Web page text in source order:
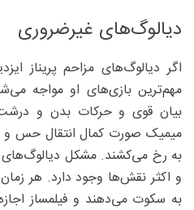
دیالوگ‌های غیر‌ضروری
اگر دیالوگ‌های مزاحم پریناز
مهم‌ترین بازی‌های او مواجه
بیان قوی و حرکات بدن و
میمیک صورت کمال انتقال حس و
به رخ می‌کشند. مشکل دیالوگ‌های
و اکثر نقش‌ها وجود دارد. هر
به سکوت می‌دهند و فیلمساز